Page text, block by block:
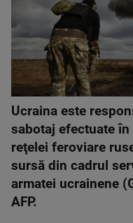
Ucraina este
sabotaj efectuate
reţelei feroviare
sursă din cadrul
armatei ucrainene
AFP.